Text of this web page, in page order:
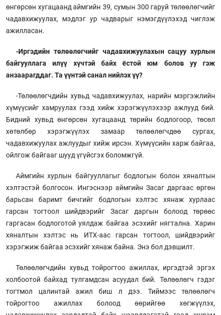
өнгөрсөн хугацаанд аймгийн 39, сумын 300 гаруй төлөөлөгчийг
чадавхижуулах, мэдлэг ур чадварыг нэмэгдүүлэхэд чиглэж
ажилласан.
-Иргэдийн төлөөлөгчийг чадавхижуулахын сацуу хурлын
байгууллага илүү хүчтэй байх ёстой юм болов уу гэж
анзаарагддаг. Та үүнтэй санал нийлэх үү?
-Төлөөлөгчдийн хувьд чадавхижуулах, нарийн мэргэжлийн
хүмүүсийг хамруулах гээд хийж хэрэгжүүлэхээр ажлууд бий.
Бидний хувьд өнгөрсөн хугацаанд төрийн бодлогоор, төсөл
хөтөлбөр хэрэгжүүлэх замаар төлөөлөгчдөө сургах,
чадавхижуулах ажлуудыг хийж ирсэн. Хүмүүсийн харж байгаа,
ойлгож байгааг шууд үгүйсгэх боломжгүй.
Aймгийн хурлын байгууллагыг бодлогын болон хяналтын
хэлтэстэй болгосон. Ингэснээр аймгийн Засаг даргаас өргөн
барьсан баримт бичгийг бодлогын хэлтэс хянаж хурлаас
гарсан тогтоол шийдвэрийг Засаг даргын болоод төрөөс
гаргасан бодлоготой уялдаж байгаа эсэхийг нягтална. Харин
хяналтын хэлтэс нь ИТХ-аас гарсан тогтоол, шийдвэрийг
хэрэгжиж байгаа эсэхийг хянаж байна. Энэ бол дэвшилт.
Төлөөлөгчдийн хувьд тойрогтоо ажиллах, иргэдтэй эргэх
холбоотой байхад тулгамдсан асуудал бий. Төлөөлөгч гэдэг
тогтмол цалинтай ажил биш л дээ. Тиймээс төлөөлөгч
тойрогтоо ажиллах болоод өөрийгөө хөгжүүлэх,